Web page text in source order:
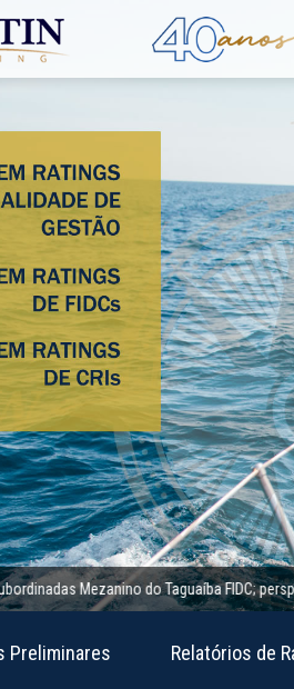
Mezanino do Taguaíba FIDC; perspectiva
Preliminares Relatórios de